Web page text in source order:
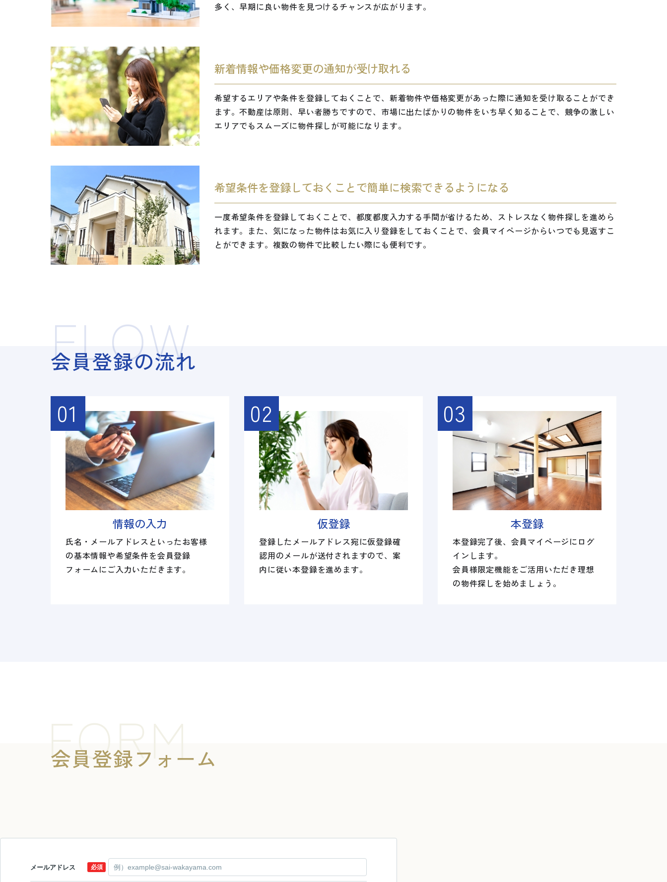
多く、早期に良い物件を見つけるチャンスが広がります。
新着情報や価格変更の通知が受け取れる
希望するエリアや条件を登録しておくことで、新着物件や価格変更があった際に通知を受け取ることができ
ます。不動産は原則、早い者勝ちですので、市場に出たばかりの物件をいち早く知ることで、競争の激しい
エリアでもスムーズに物件探しが可能になります。
希望条件を登録しておくことで簡単に検索できるようになる
一度希望条件を登録しておくことで、都度都度入力する手間が省けるため、ストレスなく物件探しを進めら
れます。また、気になった物件はお気に入り登録をしておくことで、会員マイページからいつでも見返すこ
とができます。複数の物件で比較したい際にも便利です。
会員登録の流れ
FLOW
01
情報の入力
氏名・メールアドレスといったお客様
の基本情報や希望条件を会員登録
フォームにご入力いただきます。
02
仮登録
登録したメールアドレス宛に仮登録確
認用のメールが送付されますので、案
内に従い本登録を進めます。
03
本登録
本登録完了後、会員マイページにログ
インします。
会員様限定機能をご活用いただき理想
の物件探しを始めましょう。
会員登録フォーム
FORM
メールアドレス 必須